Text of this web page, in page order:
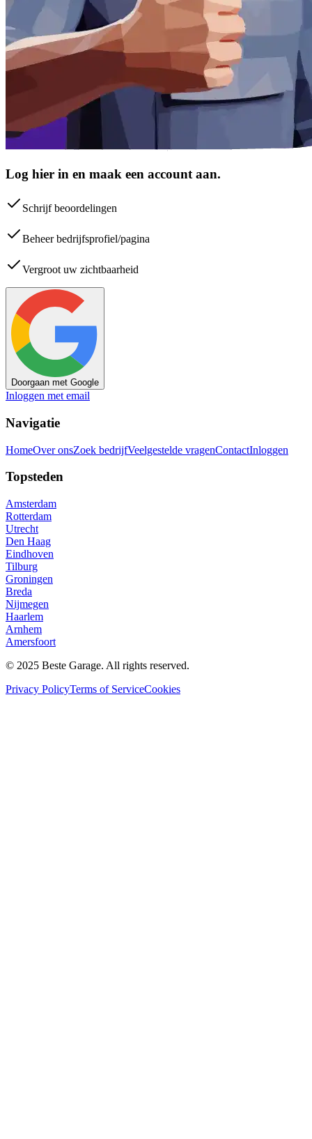
Log hier in en maak een account aan.
Schrijf beoordelingen
Beheer bedrijfsprofiel/pagina
Vergroot uw zichtbaarheid
Doorgaan met Google
Inloggen met email
Navigatie
HomeOver onsZoek bedrijfVeelgestelde vragenContactInloggen
Topsteden
Amsterdam
Rotterdam
Utrecht
Den Haag
Eindhoven
Tilburg
Groningen
Breda
Nijmegen
Haarlem
Arnhem
Amersfoort
© 2025 Beste Garage. All rights reserved.
Privacy PolicyTerms of ServiceCookies